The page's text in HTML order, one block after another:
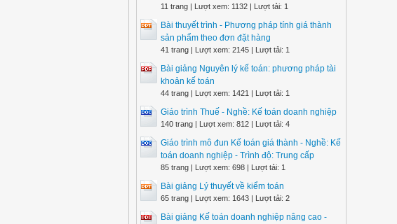
11 trang | Lượt xem: 1132 | Lượt tải: 1
Bài thuyết trình - Phương pháp tính giá thành
sản phẩm theo đơn đặt hàng
41 trang | Lượt xem: 2145 | Lượt tải: 1
Bài giảng Nguyên lý kế toán: phương pháp tài
khoản kế toán
44 trang | Lượt xem: 1421 | Lượt tải: 1
Giáo trình Thuế - Nghề: Kế toán doanh nghiệp
140 trang | Lượt xem: 812 | Lượt tải: 4
Giáo trình mô đun Kế toán giá thành - Nghề: Kế
toán doanh nghiệp - Trình độ: Trung cấp
85 trang | Lượt xem: 698 | Lượt tải: 1
Bài giảng Lý thuyết về kiểm toán
65 trang | Lượt xem: 1643 | Lượt tải: 2
Bài giảng Kế toán doanh nghiệp nâng cao -